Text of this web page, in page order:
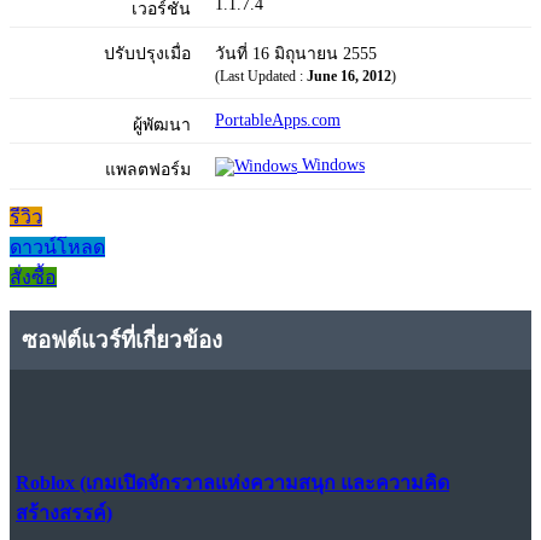
เวอร์ชัน 1.1.7.4
ปรับปรุงเมื่อ วันที่ 16 มิถุนายน 2555
(Last Updated : June 16, 2012)
ผู้พัฒนา PortableApps.com
แพลตฟอร์ม Windows
รีวิว
ดาวน์โหลด
สั่งซื้อ
ซอฟต์แวร์ที่เกี่ยวข้อง
Roblox (เกมเปิดจักรวาลแห่งความสนุก และความคิด
สร้างสรรค์)